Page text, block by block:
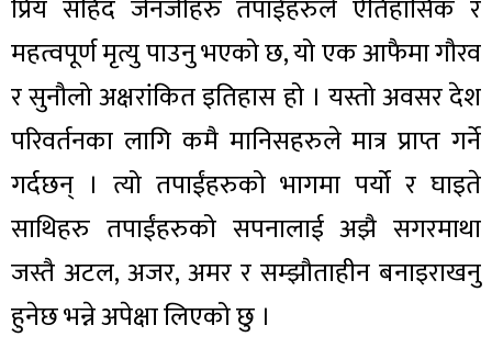
प्रिय सहिद जेनजीहरु तपाईंहरुले ऐतिहासिक र
महत्वपूर्ण मृत्यु पाउनु भएको छ, यो एक आफैमा गौरव
र सुनौलो अक्षरांकित इतिहास हो । यस्तो अवसर देश
परिवर्तनका लागि कमै मानिसहरुले मात्र प्राप्त गर्ने
गर्दछन् । त्यो तपाईंहरुको भागमा पर्यो र घाइते
साथिहरु तपाईंहरुको सपनालाई अझै सगरमाथा
जस्तै अटल, अजर, अमर र सम्झौताहीन बनाइराखनु
हुनेछ भन्ने अपेक्षा लिएको छु ।